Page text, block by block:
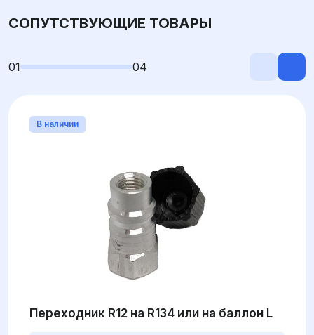
СОПУТСТВУЮЩИЕ ТОВАРЫ
01 04
В наличии
Переходник R12 на R134 или на баллон L